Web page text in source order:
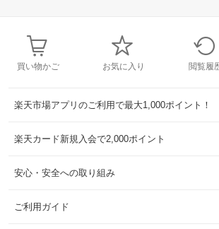
買い物かご お気に入り 閲覧履
楽天市場アプリのご利用で最大1,000ポイント！
楽天カード新規入会で2,000ポイント
安心・安全への取り組み
ご利用ガイド